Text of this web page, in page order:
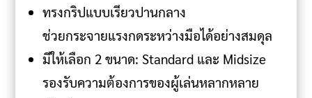
ทรงกริปแบบเรียวปานกลาง
ช่วยกระจายแรงกดระหว่างมือได้อย่างสมดุล
มีให้เลือก 2 ขนาด: Standard และ Midsize
รองรับความต้องการของผู้เล่นหลากหลาย